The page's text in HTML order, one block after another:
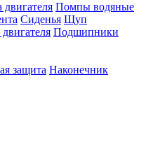
Помпы водяные
Сиденья Щуп
Подшипники
защита Наконечник